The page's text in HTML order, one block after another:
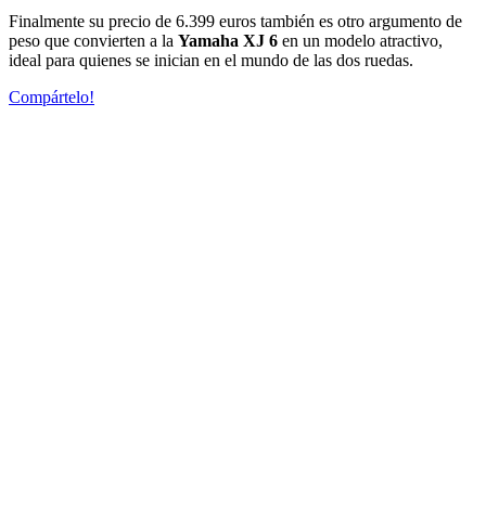
Finalmente su precio de 6.399 euros también es otro argumento de
peso que convierten a la Yamaha XJ 6 en un modelo atractivo,
ideal para quienes se inician en el mundo de las dos ruedas.
Compártelo!